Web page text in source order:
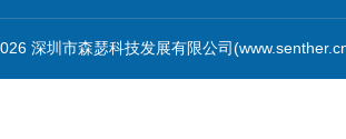
深圳市森瑟科技发展有限公司